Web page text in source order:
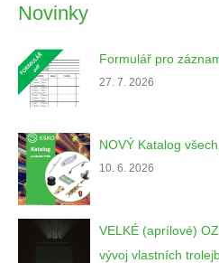
Novinky
Formulář pro
27. 7. 2026
NOVÝ Katalog
10. 6. 2026
VELKÉ (aprílové)
vývoj vlastních